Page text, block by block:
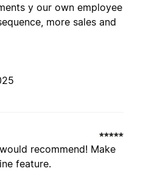
y our own employee
more sales and
recommend! Make
feature.